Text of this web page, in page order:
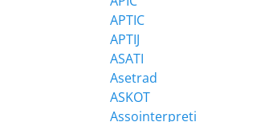
APTIC
APTIJ
ASATI
Asetrad
ASKOT
Assointerpreti